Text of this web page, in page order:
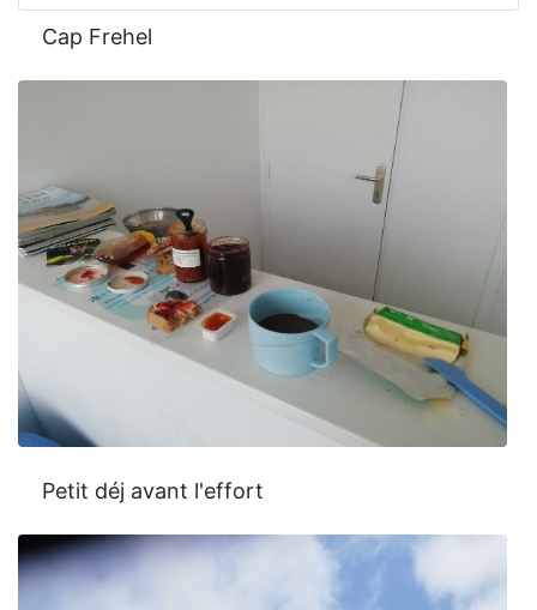
Cap Frehel
Petit déj avant l'effort